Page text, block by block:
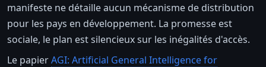
manifeste ne détaille aucun mécanisme de distribution
pour les pays en développement. La promesse est
sociale, le plan est silencieux sur les inégalités d'accès.
Le papierAGI: Artificial General Intelligence for